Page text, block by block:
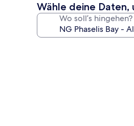
Wähle deine Daten,
Wo soll’s hingehen?